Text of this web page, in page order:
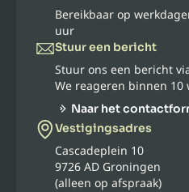
Bereikbaar op
uur
Stuur een bericht
Stuur ons een bericht
We reageren binnen 10
Naar het
Vestigingsadres
Cascadeplein 10
9726 AD Groningen
(alleen op afspraak)